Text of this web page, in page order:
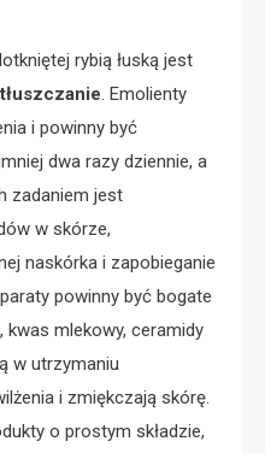
rybią łuską jest
. Emolienty
i powinny być
dwa razy dziennie, a
zadaniem jest
w skórze,
naskórka i zapobieganie
powinny być bogate
kwas mlekowy, ceramidy
w utrzymaniu
i zmiękczają skórę.
o prostym składzie,